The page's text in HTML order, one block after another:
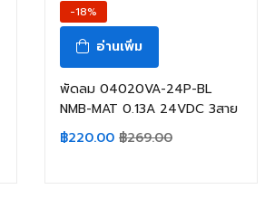
-18%
อ่านเพิ่ม
พัดลม 04020VA-24P-BL
NMB-MAT 0.13A 24VDC 3สาย
฿220.00 ฿269.00